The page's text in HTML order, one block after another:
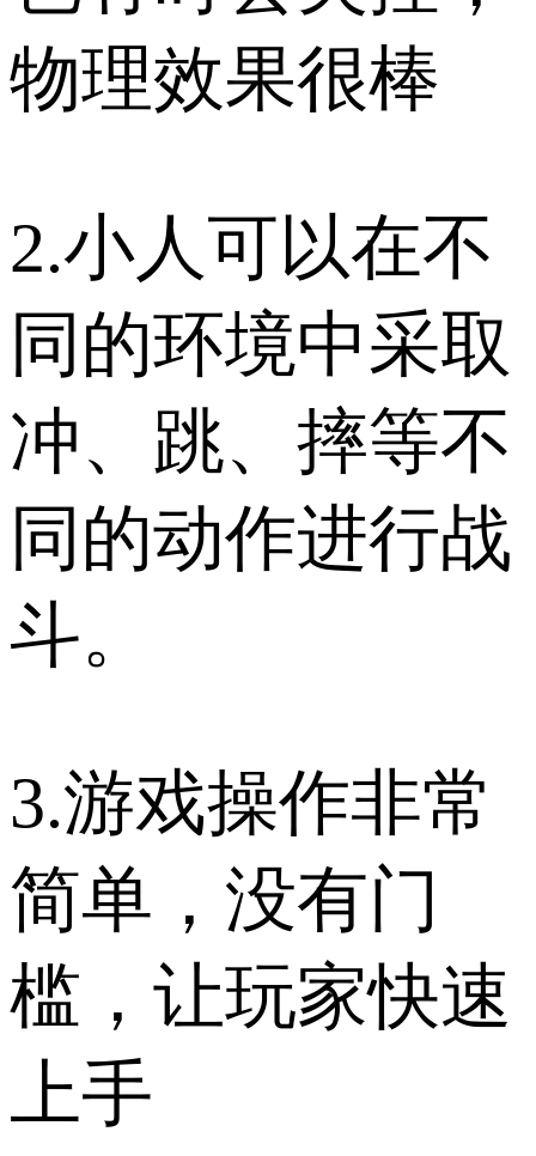
物理效果很棒
2.小​​人可以在不
同的环境中采取
冲、跳、摔等不
同的动作进行战
斗。
3.游戏操作非常
简单，没有门
槛，让玩家快速
上手